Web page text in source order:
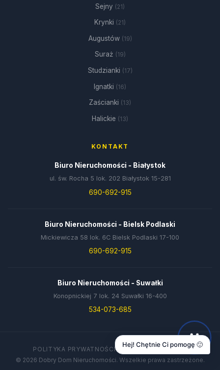
Sejny (21)
Krynki (21)
Augustów (19)
Suraż (19)
Studzianki (17)
Ignatki (16)
Zaścianki (13)
Halickie (13)
KONTAKT
Biuro Nieruchomości - Białystok
ul. św. Rocha 5 lok. 202 Białystok 15-281
690-692-915
Biuro Nieruchomości - Bielsk Podlaski
Mickiewicza 58 lok. 6C Bielsk Podlaski 17-100
690-692-915
Biuro Nieruchomości - Suwałki
Konopnickiej 7 lok. 24 Suwałki 16-400
534-073-685
POLITYKA PRYWATNOŚCIDANE FIRMYKONTAKT
© 2026 Dobry Dom Nieruchomości. Wszelkie prawa zastrzeżone.
Hej! Chętnie Ci pomogę 🙂